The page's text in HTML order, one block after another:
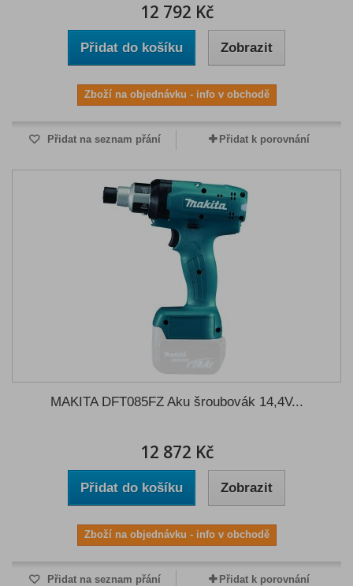
12 792 Kč
Přidat do košíku Zobrazit
Zboží na objednávku - info v obchodě
Přidat na seznam přání Přidat k porovnání
MAKITA DFT085FZ Aku šroubovák 14,4V...
12 872 Kč
Přidat do košíku Zobrazit
Zboží na objednávku - info v obchodě
Přidat na seznam přání Přidat k porovnání